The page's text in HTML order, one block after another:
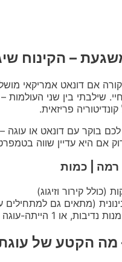
– הקינוח
אם דונאט אמריקאי
שילבתי בין שני העולמות
פריזאית.
בוקר עם דונאט או עוגה
אם היא עדיין שווה
רמה | כמות
(מתאים גם למתחילים
מה הקטע של